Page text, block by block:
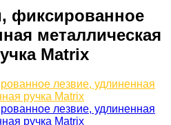
фиксированное
металлическая
Matrix